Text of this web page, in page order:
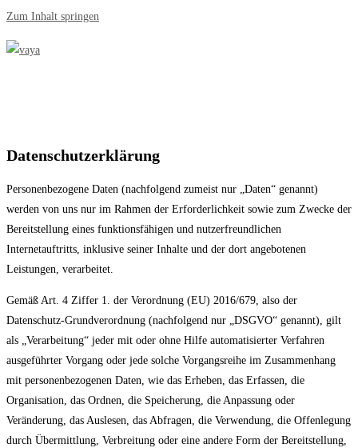
Zum Inhalt springen
Datenschutzerklärung
Personenbezogene Daten (nachfolgend zumeist nur „Daten“ genannt)
werden von uns nur im Rahmen der Erforderlichkeit sowie zum Zwecke der
Bereitstellung eines funktionsfähigen und nutzerfreundlichen
Internetauftritts, inklusive seiner Inhalte und der dort angebotenen
Leistungen, verarbeitet.
Gemäß Art. 4 Ziffer 1. der Verordnung (EU) 2016/679, also der
Datenschutz-Grundverordnung (nachfolgend nur „DSGVO“ genannt), gilt
als „Verarbeitung“ jeder mit oder ohne Hilfe automatisierter Verfahren
ausgeführter Vorgang oder jede solche Vorgangsreihe im Zusammenhang
mit personenbezogenen Daten, wie das Erheben, das Erfassen, die
Organisation, das Ordnen, die Speicherung, die Anpassung oder
Veränderung, das Auslesen, das Abfragen, die Verwendung, die Offenlegung
durch Übermittlung, Verbreitung oder eine andere Form der Bereitstellung,